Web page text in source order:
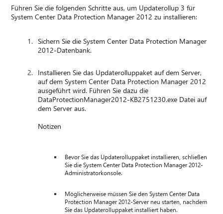
Führen Sie die folgenden Schritte aus, um Updaterollup 3 für
System Center Data Protection Manager 2012 zu installieren:
Sichern Sie die System Center Data Protection Manager
2012-Datenbank.
Installieren Sie das Updaterolluppaket auf dem Server,
auf dem System Center Data Protection Manager 2012
ausgeführt wird. Führen Sie dazu die
DataProtectionManager2012-KB2751230.exe Datei auf
dem Server aus.
Notizen
Bevor Sie das Updaterolluppaket installieren, schließen
Sie die System Center Data Protection Manager 2012-
Administratorkonsole.
Möglicherweise müssen Sie den System Center Data
Protection Manager 2012-Server neu starten, nachdem
Sie das Updaterolluppaket installiert haben.